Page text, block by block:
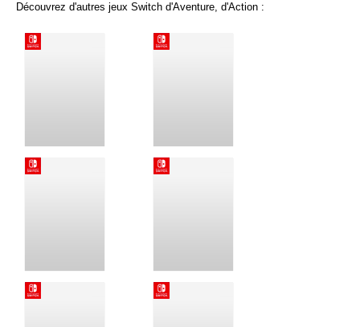
Découvrez d'autres jeux Switch d'Aventure, d'Action :